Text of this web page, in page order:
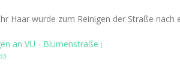
Haar wurde zum Reinigen der Straße
an VU - Blumenstraße (